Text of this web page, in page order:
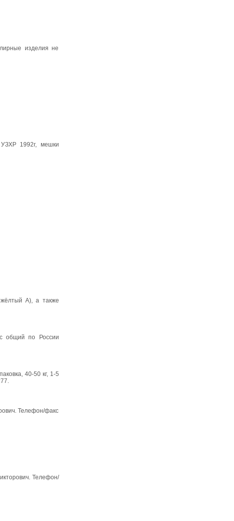
изделия не
1992г, мешки
А), а также
общий по России
40-50 кг, 1-5
Телефон/факс
Телефон/